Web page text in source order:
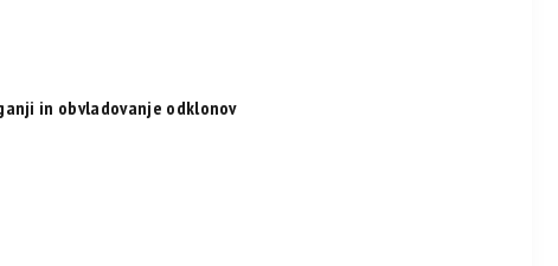
in obvladovanje odklonov